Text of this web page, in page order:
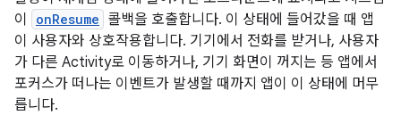
이
onResume 콜백을 호출합니다. 이 상태에 들어갔을 때 앱
이 사용자와 상호작용합니다. 기기에서 전화를 받거나, 사용자
가 다른 Activity로 이동하거나, 기기 화면이 꺼지는 등 앱에서
포커스가 떠나는 이벤트가 발생할 때까지 앱이 이 상태에 머무
릅니다.